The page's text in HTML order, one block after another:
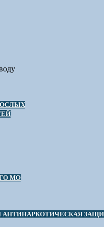
МО
АНТИНАРКОТИЧЕСКАЯ